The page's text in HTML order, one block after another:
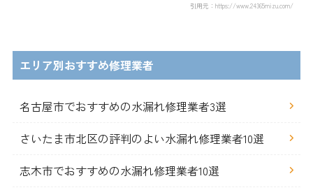
引用元：https://www.24365mizu.com/
エリア別おすすめ修理業者
名古屋市でおすすめの水漏れ修理業者3選
さいたま市北区の評判のよい水漏れ修理業者10選
志木市でおすすめの水漏れ修理業者10選